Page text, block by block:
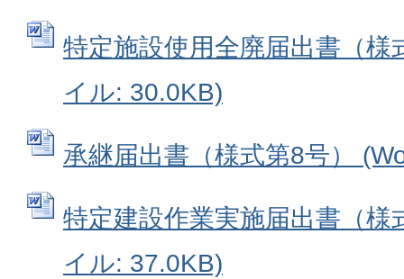
特定施設使用全廃届出書（様
イル: 30.0KB)
承継届出書（様式第8号）
特定建設作業実施届出書（様
イル: 37.0KB)